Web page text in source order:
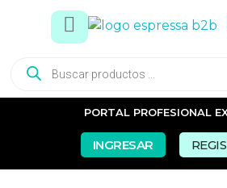
PORTAL PROFESIONAL
INGRESAR